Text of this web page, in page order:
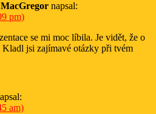
napsal:
pm)
se mi moc líbila. Je vidět, že o
jsi zajímavé otázky při tvém
am)